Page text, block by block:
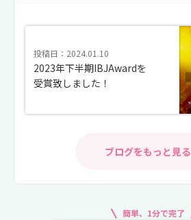
投稿日：2024.01.10
2023年下半期IBJAwardを
受賞致しました！
ブログをもっと見る
簡単、1分で完了